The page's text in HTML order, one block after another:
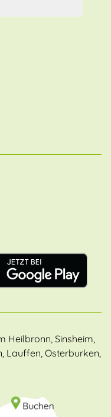
Heilbronn, Sinsheim,
Lauffen, Osterburken,